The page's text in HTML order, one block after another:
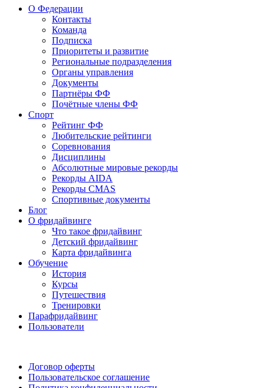
О Федерации
Контакты
Команда
Подписка
Приоритеты и развитие
Региональные подразделения
Органы управления
Документы
Партнёры ФФ
Почётные члены ФФ
Спорт
Рейтинг ФФ
Любительские рейтинги
Соревнования
Дисциплины
Абсолютные мировые рекорды
Рекорды AIDA
Рекорды CMAS
Спортивные документы
Блог
О фридайвинге
Что такое фридайвинг
Детский фридайвинг
Карта фридайвинга
Обучение
История
Курсы
Путешествия
Тренировки
Парафридайвинг
Пользователи
Договор оферты
Пользовательское соглашение